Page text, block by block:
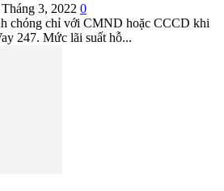
3, 2022 0
chóng chỉ với CMND hoặc CCCD khi
247. Mức lãi suất hỗ...